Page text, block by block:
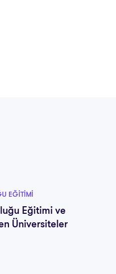
EĞITIMI
Eğitimi ve
Üniversiteler